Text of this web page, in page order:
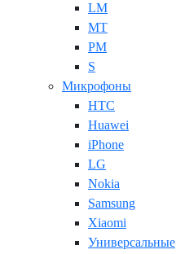
LM
MT
PM
S
Микрофоны
HTC
Huawei
iPhone
LG
Nokia
Samsung
Xiaomi
Универсальные